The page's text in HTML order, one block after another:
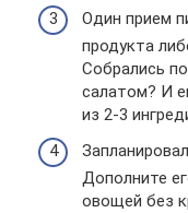
Один прием
продукта
Собрались
салатом? И
из 2-3
Дополните
овощей без